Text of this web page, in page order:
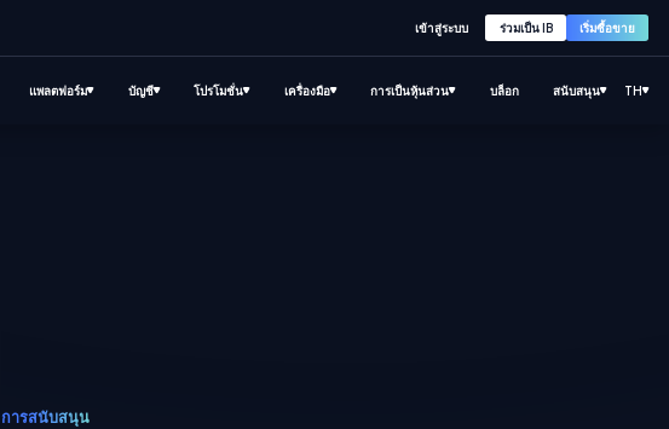
เข้าสู่ระบบ ร่วมเป็น IB เริ่มซื้อขาย
แพลตฟอร์ม บัญชี โปรโมชั่น เครื่องมือ การเป็นหุ้นส่วน บล็อก สนับสนุน TH
การสนับสนุน